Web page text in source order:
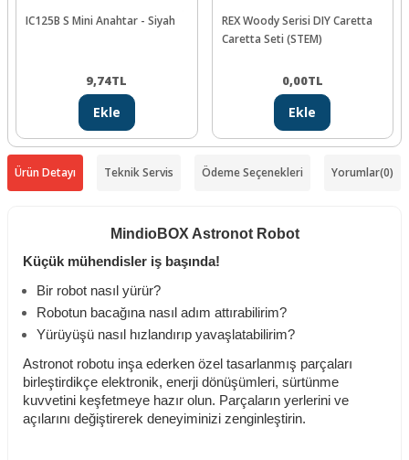
IC125B S Mini Anahtar - Siyah
9,74TL
Ekle
REX Woody Serisi DIY Caretta
Caretta Seti (STEM)
0,00TL
Ekle
Ürün Detayı Teknik Servis Ödeme Seçenekleri Yorumlar(0)
MindioBOX Astronot Robot
Küçük mühendisler iş başında!
Bir robot nasıl yürür?
Robotun bacağına nasıl adım attırabilirim?
Yürüyüşü nasıl hızlandırıp yavaşlatabilirim?
Astronot robotu inşa ederken özel tasarlanmış parçaları
birleştirdikçe elektronik, enerji dönüşümleri, sürtünme
kuvvetini keşfetmeye hazır olun. Parçaların yerlerini ve
açılarını değiştirerek deneyiminizi zenginleştirin.